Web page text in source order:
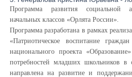
Программа развития социальной
начальных классов «Орлята России».
Программа разработана в рамках
«Патриотическое воспитание
национального проекта
потребностей младших школьников в
направлена на развитие и